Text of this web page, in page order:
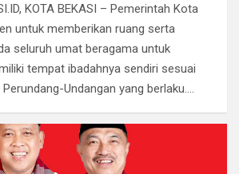
e
gr
a
m
ail ke
dI
n
ar
e
KOTA BEKASI – Pemerintah Kota
untuk memberikan ruang serta
seluruh umat beragama untuk
tempat ibadahnya sendiri sesuai
Undangan yang berlaku.…